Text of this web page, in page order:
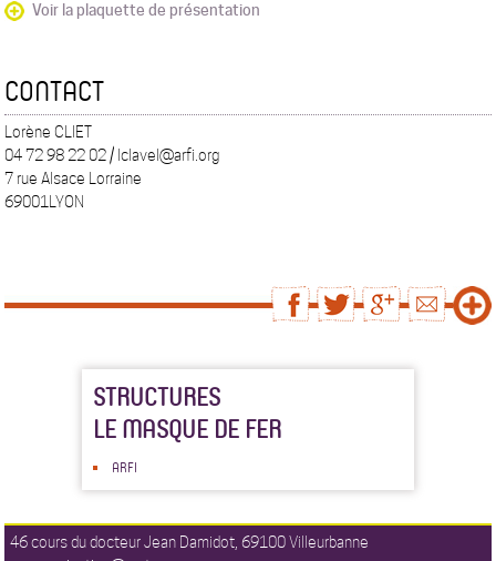
Voir la plaquette de présentation
CONTACT
Lorène CLIET
04 72 98 22 02 / lclavel@arfi.org
7 rue Alsace Lorraine
69001LYON
STRUCTURES
LE MASQUE DE FER
ARFI
46 cours du docteur Jean Damidot, 69100 Villeurbanne